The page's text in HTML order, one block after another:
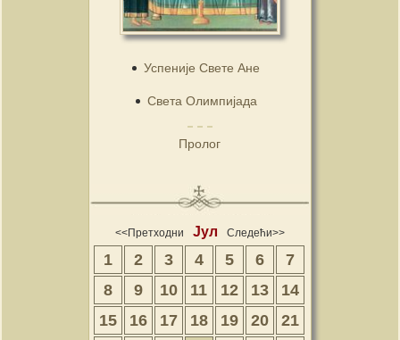
Успеније Свете Ане
Света Олимпијада
Пролог
<<Претходни Јул Следећи>>
1 2 3 4 5 6
7
8
9 10 11 12 13
14
15
16 17 18 19 20
21